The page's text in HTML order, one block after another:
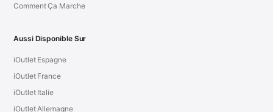
Comment Ça Marche
Aussi Disponible Sur
iOutlet Espagne
iOutlet France
iOutlet Italie
iOutlet Allemagne